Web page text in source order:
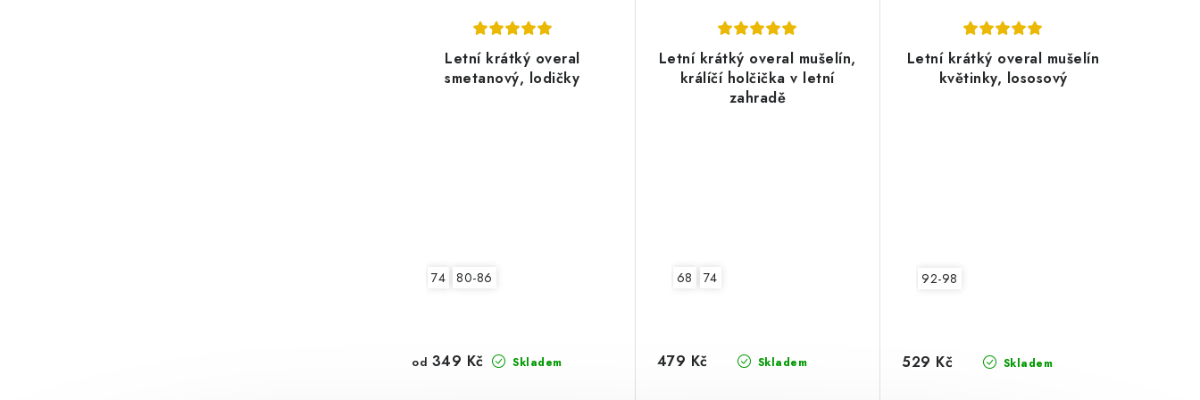
Letní krátký overal
smetanový, lodičky
74 80-86
Skladem
od 349 Kč
Letní krátký overal mušelín,
králíčí holčička v letní
zahradě
68 74
Skladem
479 Kč
Letní krátký overal mušelín
květinky, lososový
92-98
Skladem
529 Kč